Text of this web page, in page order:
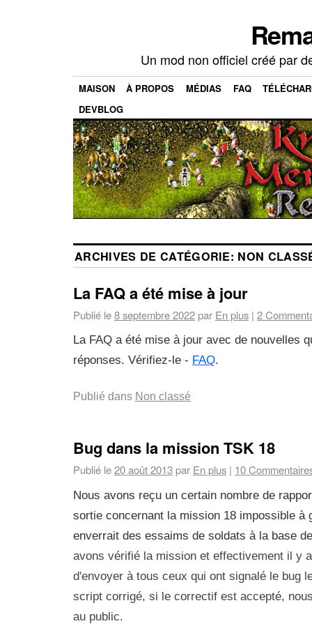
Un mod non officiel créé par
MAISON À PROPOS MÉDIAS FAQ
DEVBLOG
ARCHIVES DE CATÉGORIE: NON
La FAQ a été mise à jour
Publié le8 septembre 2022 par En plus | 2
La FAQ a été mise à jour avec de nouvelles
réponses. Vérifiez-le - FAQ.
Publié dans Non classé
Bug dans la mission TSK 18
Publié le20 août 2013 par En plus | 10
Nous avons reçu un certain nombre de
sortie concernant la mission 18 impossible à
enverrait des essaims de soldats à la base
avons vérifié la mission et effectivement il y
d'envoyer à tous ceux qui ont signalé le bug
script corrigé, si le correctif est accepté,
au public.